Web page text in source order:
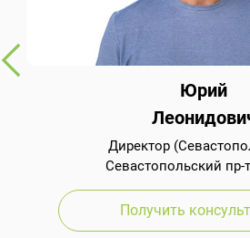
Юрий
Директор
Севастопольский пр-
Получить